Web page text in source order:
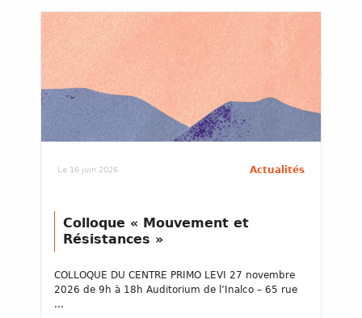
Le 16 juin 2026 Actualités
Colloque « Mouvement et
Résistances »
COLLOQUE DU CENTRE PRIMO LEVI 27 novembre
2026 de 9h à 18h Auditorium de l’Inalco – 65 rue
...